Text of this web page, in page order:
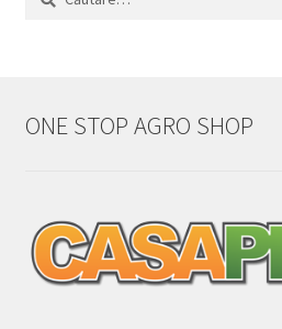
ONE STOP AGRO SHOP